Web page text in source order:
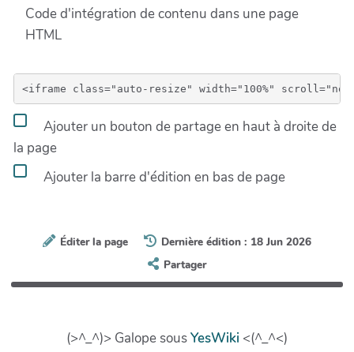
Code d'intégration de contenu dans une page
HTML
Ajouter un bouton de partage en haut à droite de
la page
Ajouter la barre d'édition en bas de page
Éditer la page
Dernière édition : 18 Jun 2026
Partager
(>^_^)> Galope sousYesWiki <(^_^<)